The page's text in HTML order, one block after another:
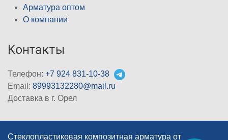
Арматура оптом
О компании
Контакты
Телефон: +7 924 831-10-38
Email: 89993132280@mail.ru
Доставка в г. Орел
Стеклопластиковая композитная арматура от